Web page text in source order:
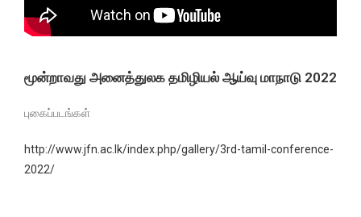
மூன்றாவது அனைத்துலக தமிழியல் ஆய்வு மாநாடு 2022
புகைப்படங்கள்
http://www.jfn.ac.lk/index.php/gallery/3rd-tamil-conference-
2022/